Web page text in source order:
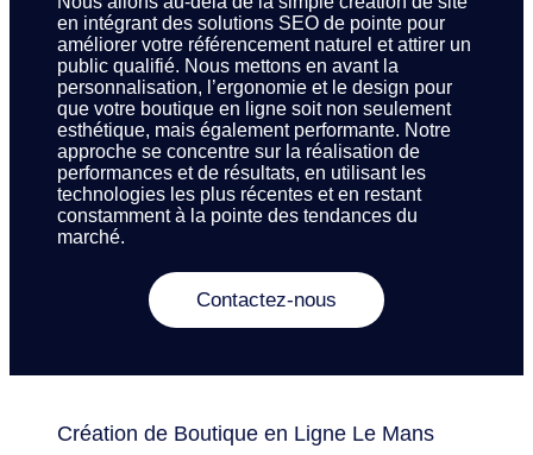
en intégrant des solutions SEO de pointe pour
améliorer votre référencement naturel et attirer un
public qualifié. Nous mettons en avant la
personnalisation, l’ergonomie et le design pour
que votre boutique en ligne soit non seulement
esthétique, mais également performante. Notre
approche se concentre sur la réalisation de
performances et de résultats, en utilisant les
technologies les plus récentes et en restant
constamment à la pointe des tendances du
marché.
Contactez-nous
Création de Boutique en Ligne Le Mans